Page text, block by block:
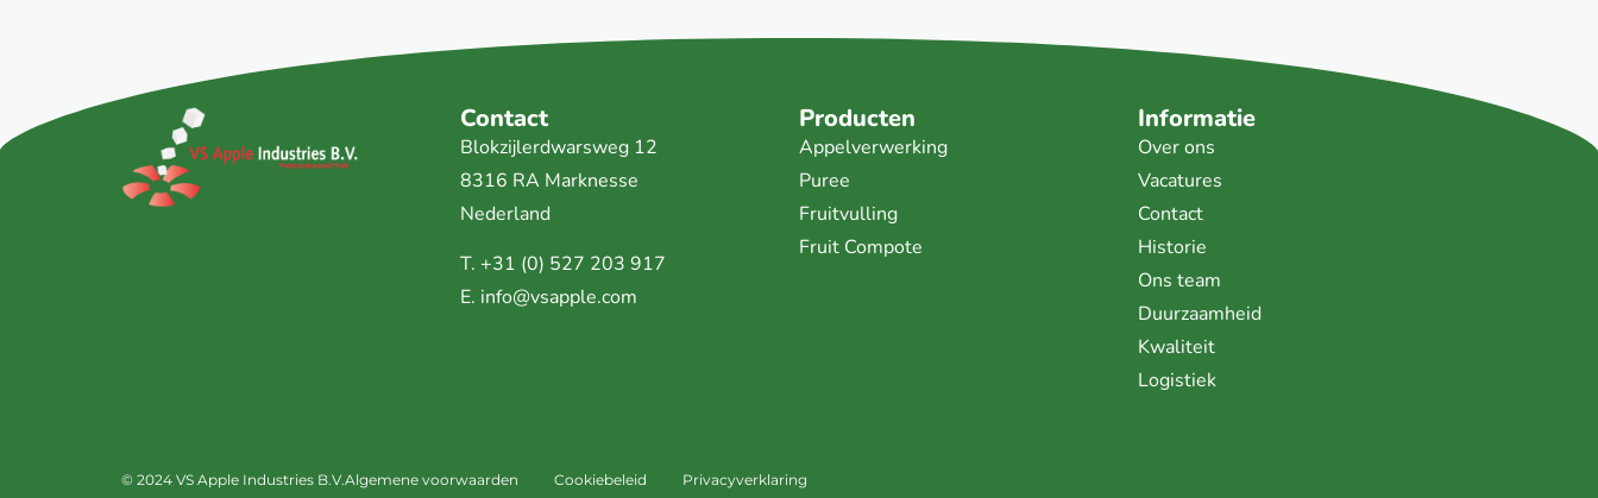
Contact
Blokzijlerdwarsweg 12
8316 RA Marknesse
Nederland
T. +31 (0) 527 203 917
E. info@vsapple.com
Producten
Appelverwerking
Puree
Fruitvulling
Fruit Compote
Informatie
Over ons
Vacatures
Contact
Historie
Ons team
Duurzaamheid
Kwaliteit
Logistiek
© 2024 VS Apple Industries B.V.Algemene voorwaarden Cookiebeleid Privacyverklaring